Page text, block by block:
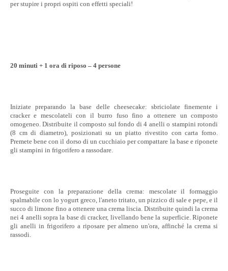
per stupire i propri ospiti con effetti speciali!
20 minuti + 1 ora di riposo – 4 persone
Iniziate preparando la base delle cheesecake: sbriciolate finemente i
cracker e mescolateli con il burro fuso fino a ottenere un composto
omogeneo. Distribuite il composto sul fondo di 4 anelli o stampini rotondi
(8 cm di diametro), posizionati su un piatto rivestito con carta forno.
Premete bene con il dorso di un cucchiaio per compattare la base e riponete
gli stampini in frigorifero a rassodare.
Proseguite con la preparazione della crema: mescolate il formaggio
spalmabile con lo yogurt greco, l'aneto tritato, un pizzico di sale e pepe, e il
succo di limone fino a ottenere una crema liscia. Distribuite quindi la crema
nei 4 anelli sopra la base di cracker, livellando bene la superficie. Riponete
gli anelli in frigorifero a riposare per almeno un'ora, affinché la crema si
rassodi.